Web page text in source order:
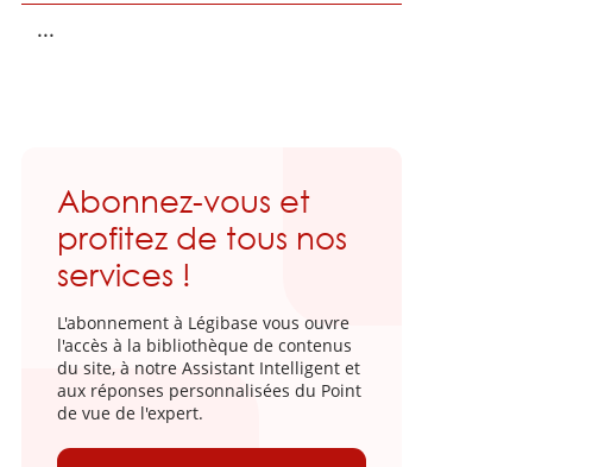
...
Abonnez-vous et
profitez de tous nos
services !
L'abonnement à Légibase vous ouvre
l'accès à la bibliothèque de contenus
du site, à notre Assistant Intelligent et
aux réponses personnalisées du Point
de vue de l'expert.